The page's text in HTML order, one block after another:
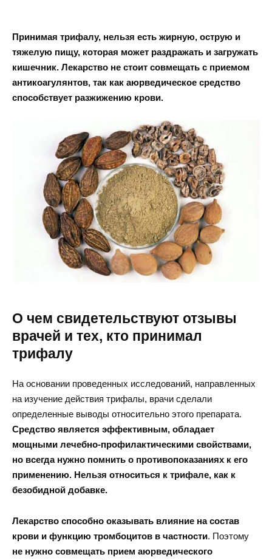
Принимая трифалу, нельзя есть жирную, острую и
тяжелую пищу, которая может раздражать и загружать
кишечник. Лекарство не стоит совмещать с приемом
антикоагулянтов, так как аюрведическое средство
способствует разжижению крови.
О чем свидетельствуют отзывы
врачей и тех, кто принимал
трифалу
На основании проведенных исследований, направленных
на изучение действия трифалы, врачи сделали
определенные выводы относительно этого препарата.
Средство является эффективным, обладает
мощными лечебно-профилактическими свойствами,
но всегда нужно помнить о противопоказаниях к его
применению. Нельзя относиться к трифале, как к
безобидной добавке.
Лекарство способно оказывать влияние на состав
крови и функцию тромбоцитов в частности. Поэтому
не нужно совмещать прием аюрведического